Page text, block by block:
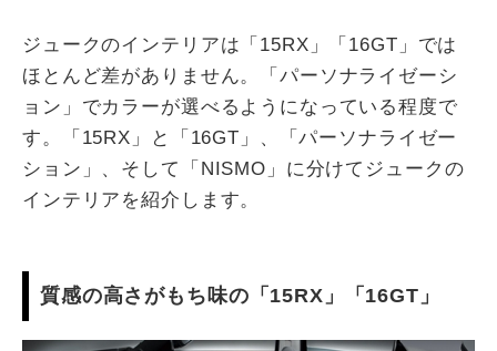
ジュークのインテリアは「15RX」「16GT」では
ほとんど差がありません。「パーソナライゼーシ
ョン」でカラーが選べるようになっている程度で
す。「15RX」と「16GT」、「パーソナライゼー
ション」、そして「NISMO」に分けてジュークの
インテリアを紹介します。
質感の高さがもち味の「15RX」「16GT」